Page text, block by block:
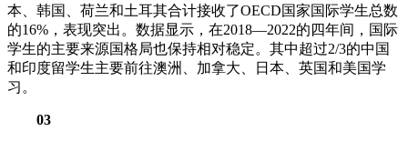
本、韩国、荷兰和土耳其合计接收了OECD国家国际学生总数
的16%，表现突出。数据显示，在2018—2022的四年间，国际
学生的主要来源国格局也保持相对稳定。其中超过2/3的中国
和印度留学生主要前往澳洲、加拿大、日本、英国和美国学
习。
03